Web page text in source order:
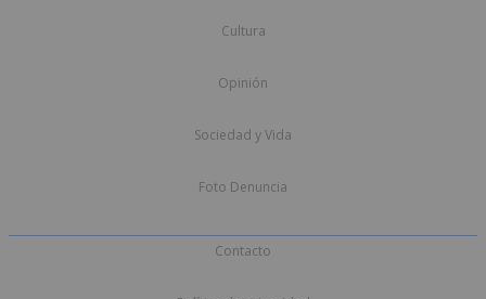
Cultura
Opinión
Sociedad y Vida
Foto Denuncia
Contacto